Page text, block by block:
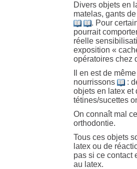
Divers objets en
matelas, gants
. Pour
pourrait
réelle
exposition «
opératoires chez
Il en est de
nourrissons
:
objets en latex
tétines/sucettes
On connaît mal
orthodontie.
Tous ces objets
latex ou de
pas si ce contact
au latex.